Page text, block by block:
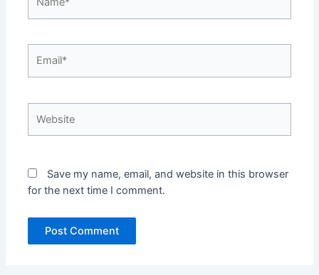
Save my name, email, and website in this browser
for the next time I comment.